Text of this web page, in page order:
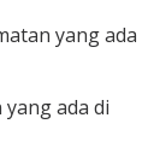
yang ada
ada di